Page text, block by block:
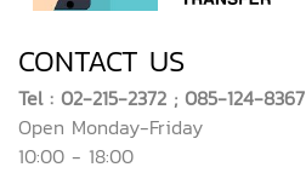
CONTACT US
Tel : 02-215-2372 ; 085-124-8367
Open Monday-Friday
10:00 - 18:00